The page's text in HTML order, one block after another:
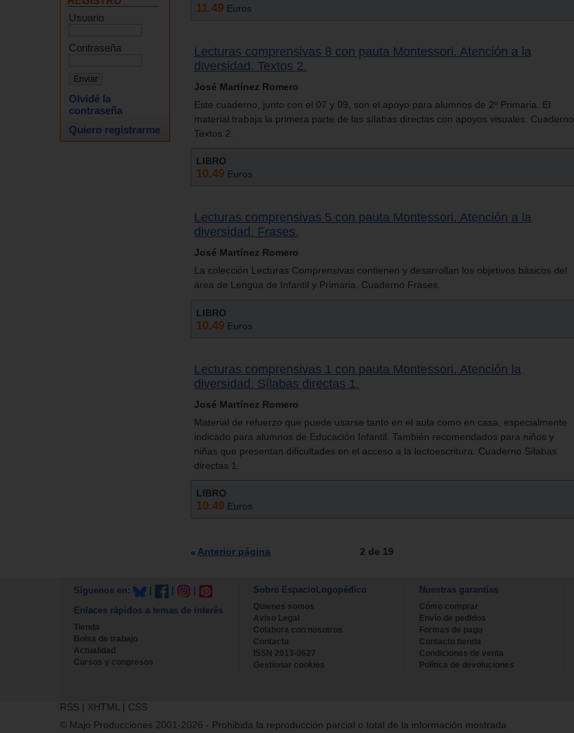
Usuario
Contraseña
Olvidé la
contraseña
Quiero registrarme
11.49 Euros
Lecturas comprensivas 8 con pauta Montessori. Atención a la
diversidad. Textos 2.
José Martínez Romero
Este cuaderno, junto con el 07 y 09, son el apoyo para alumnos de 2º Primaria. El
material trabaja la primera parte de las sílabas directas con apoyos visuales. Cuaderno
Textos 2.
LIBRO
10.49 Euros
Lecturas comprensivas 5 con pauta Montessori. Atención a la
diversidad. Frases.
José Martínez Romero
La colección Lecturas Comprensivas contienen y desarrollan los objetivos básicos del
área de Lengua de Infantil y Primaria. Cuaderno Frases.
LIBRO
10.49 Euros
Lecturas comprensivas 1 con pauta Montessori. Atención la
diversidad. Sílabas directas 1.
José Martínez Romero
Material de refuerzo que puede usarse tanto en el aula como en casa, especialmente
indicado para alumnos de Educación Infantil. También recomendados para niños y
niñas que presentan dificultades en el acceso a la lectoescritura. Cuaderno Sílabas
directas 1.
LIBRO
10.49 Euros
Anterior página 2 de 19
Síguenos en:
Enlaces rápidos a temas de interés
Tienda
Bolsa de trabajo
Actualidad
Cursos y congresos
Sobre EspacioLogopédico
Quienes somos
Aviso Legal
Colabora con nosotros
Contacta
ISSN 2013-0627
Gestionar cookies
Nuestras garantías
Cómo comprar
Envío de pedidos
Formas de pago
Contacto tienda
Condiciones de venta
Política de devoluciones
RSS | XHTML | CSS
© Majo Producciones 2001-2026 - Prohibida la reproducción parcial o total de la información mostrada